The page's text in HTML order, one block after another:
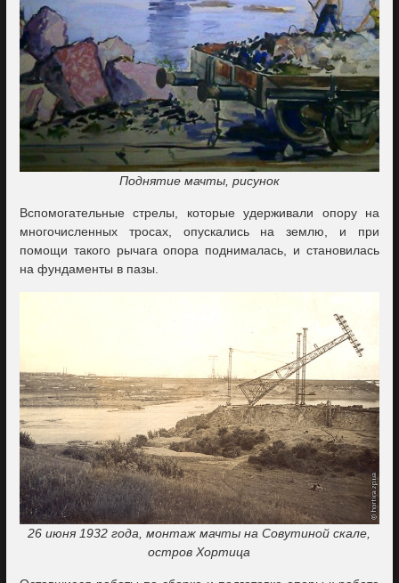
Поднятие мачты, рисунок
Вспомогательные стрелы, которые удерживали опору на
многочисленных тросах, опускались на землю, и при
помощи такого рычага опора поднималась, и становилась
на фундаменты в пазы.
26 июня 1932 года, монтаж мачты на Совутиной скале,
остров Хортица